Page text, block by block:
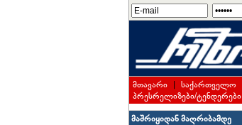
მთავარი | საქართველო
პრესრელიზები/ტენდერები
მაშრიყიდან მაღრიბამდე